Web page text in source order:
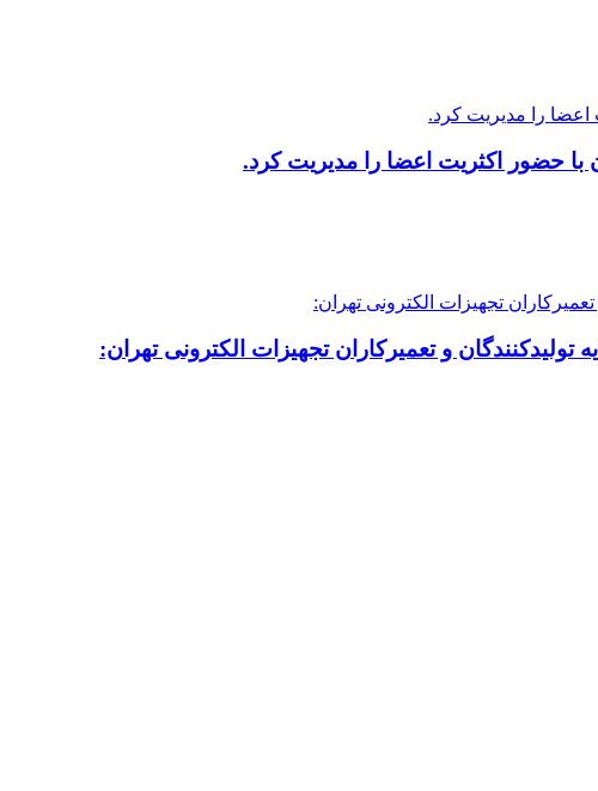
حضور اکثریت اعضا را مدیریت کرد.
و تعمیرکاران تجهیزات الکترونی تهران: